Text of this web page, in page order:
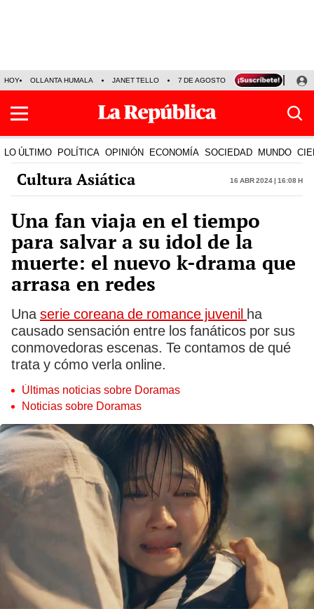
HOY OLLANTA HUMALA JANET TELLO 7 DE AGOSTO TINKA RESULTADOS
LO ÚLTIMO POLÍTICA OPINIÓN ECONOMÍA SOCIEDAD MUNDO
Cultura Asiática 16 Abr 2024 | 16:08 h
Una fan viaja en el tiempo
para salvar a su idol de la
muerte: el nuevo k-drama que
arrasa en redes
Una serie coreana de romance juvenil ha
causado sensación entre los fanáticos por sus
conmovedoras escenas. Te contamos de qué
trata y cómo verla online.
Últimas noticias sobre Doramas
Noticias sobre Doramas